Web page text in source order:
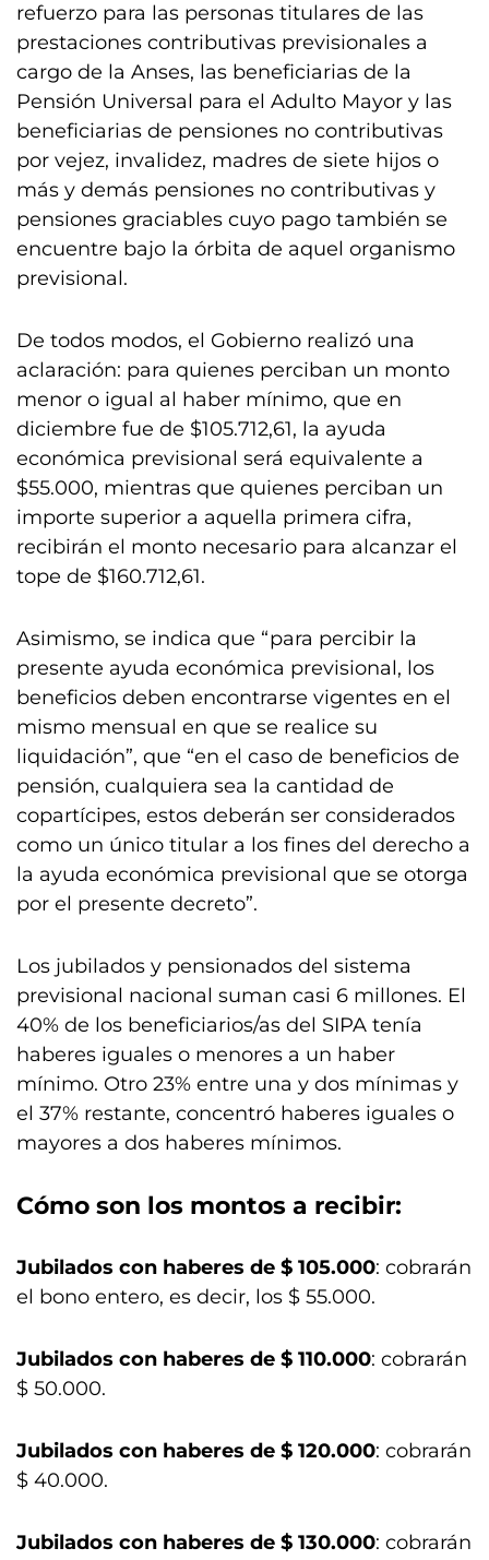
refuerzo para las personas titulares de las
prestaciones contributivas previsionales a
cargo de la Anses, las beneficiarias de la
Pensión Universal para el Adulto Mayor y las
beneficiarias de pensiones no contributivas
por vejez, invalidez, madres de siete hijos o
más y demás pensiones no contributivas y
pensiones graciables cuyo pago también se
encuentre bajo la órbita de aquel organismo
previsional.
De todos modos, el Gobierno realizó una
aclaración: para quienes perciban un monto
menor o igual al haber mínimo, que en
diciembre fue de $105.712,61, la ayuda
económica previsional será equivalente a
$55.000, mientras que quienes perciban un
importe superior a aquella primera cifra,
recibirán el monto necesario para alcanzar el
tope de $160.712,61.
Asimismo, se indica que “para percibir la
presente ayuda económica previsional, los
beneficios deben encontrarse vigentes en el
mismo mensual en que se realice su
liquidación”, que “en el caso de beneficios de
pensión, cualquiera sea la cantidad de
copartícipes, estos deberán ser considerados
como un único titular a los fines del derecho a
la ayuda económica previsional que se otorga
por el presente decreto”.
Los jubilados y pensionados del sistema
previsional nacional suman casi 6 millones. El
40% de los beneficiarios/as del SIPA tenía
haberes iguales o menores a un haber
mínimo. Otro 23% entre una y dos mínimas y
el 37% restante, concentró haberes iguales o
mayores a dos haberes mínimos.
Cómo son los montos a recibir:
Jubilados con haberes de $ 105.000: cobrarán
el bono entero, es decir, los $ 55.000.
Jubilados con haberes de $ 110.000: cobrarán
$ 50.000.
Jubilados con haberes de $ 120.000: cobrarán
$ 40.000.
Jubilados con haberes de $ 130.000: cobrarán